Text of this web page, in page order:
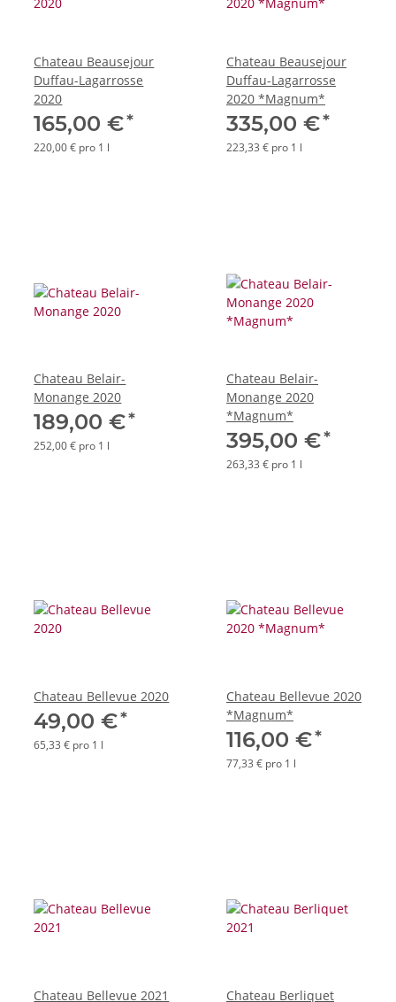
Chateau Beausejour
Duffau-Lagarrosse
2020
165,00 €*
220,00 € pro 1 l
Chateau Beausejour
Duffau-Lagarrosse
2020 *Magnum*
335,00 €*
223,33 € pro 1 l
Chateau Belair-
Monange 2020
189,00 €*
252,00 € pro 1 l
Chateau Belair-
Monange 2020
*Magnum*
395,00 €*
263,33 € pro 1 l
Chateau Bellevue 2020
49,00 €*
65,33 € pro 1 l
Chateau Bellevue 2020
*Magnum*
116,00 €*
77,33 € pro 1 l
Chateau Bellevue 2021 Chateau Berliquet